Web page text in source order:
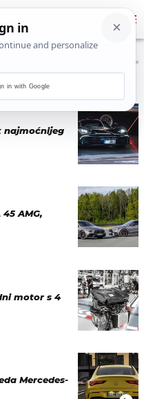
ZA TAG “MERCEDES-AMG
najmoćnijeg
AMG,
motor s 4
Mercedes-
in with Google